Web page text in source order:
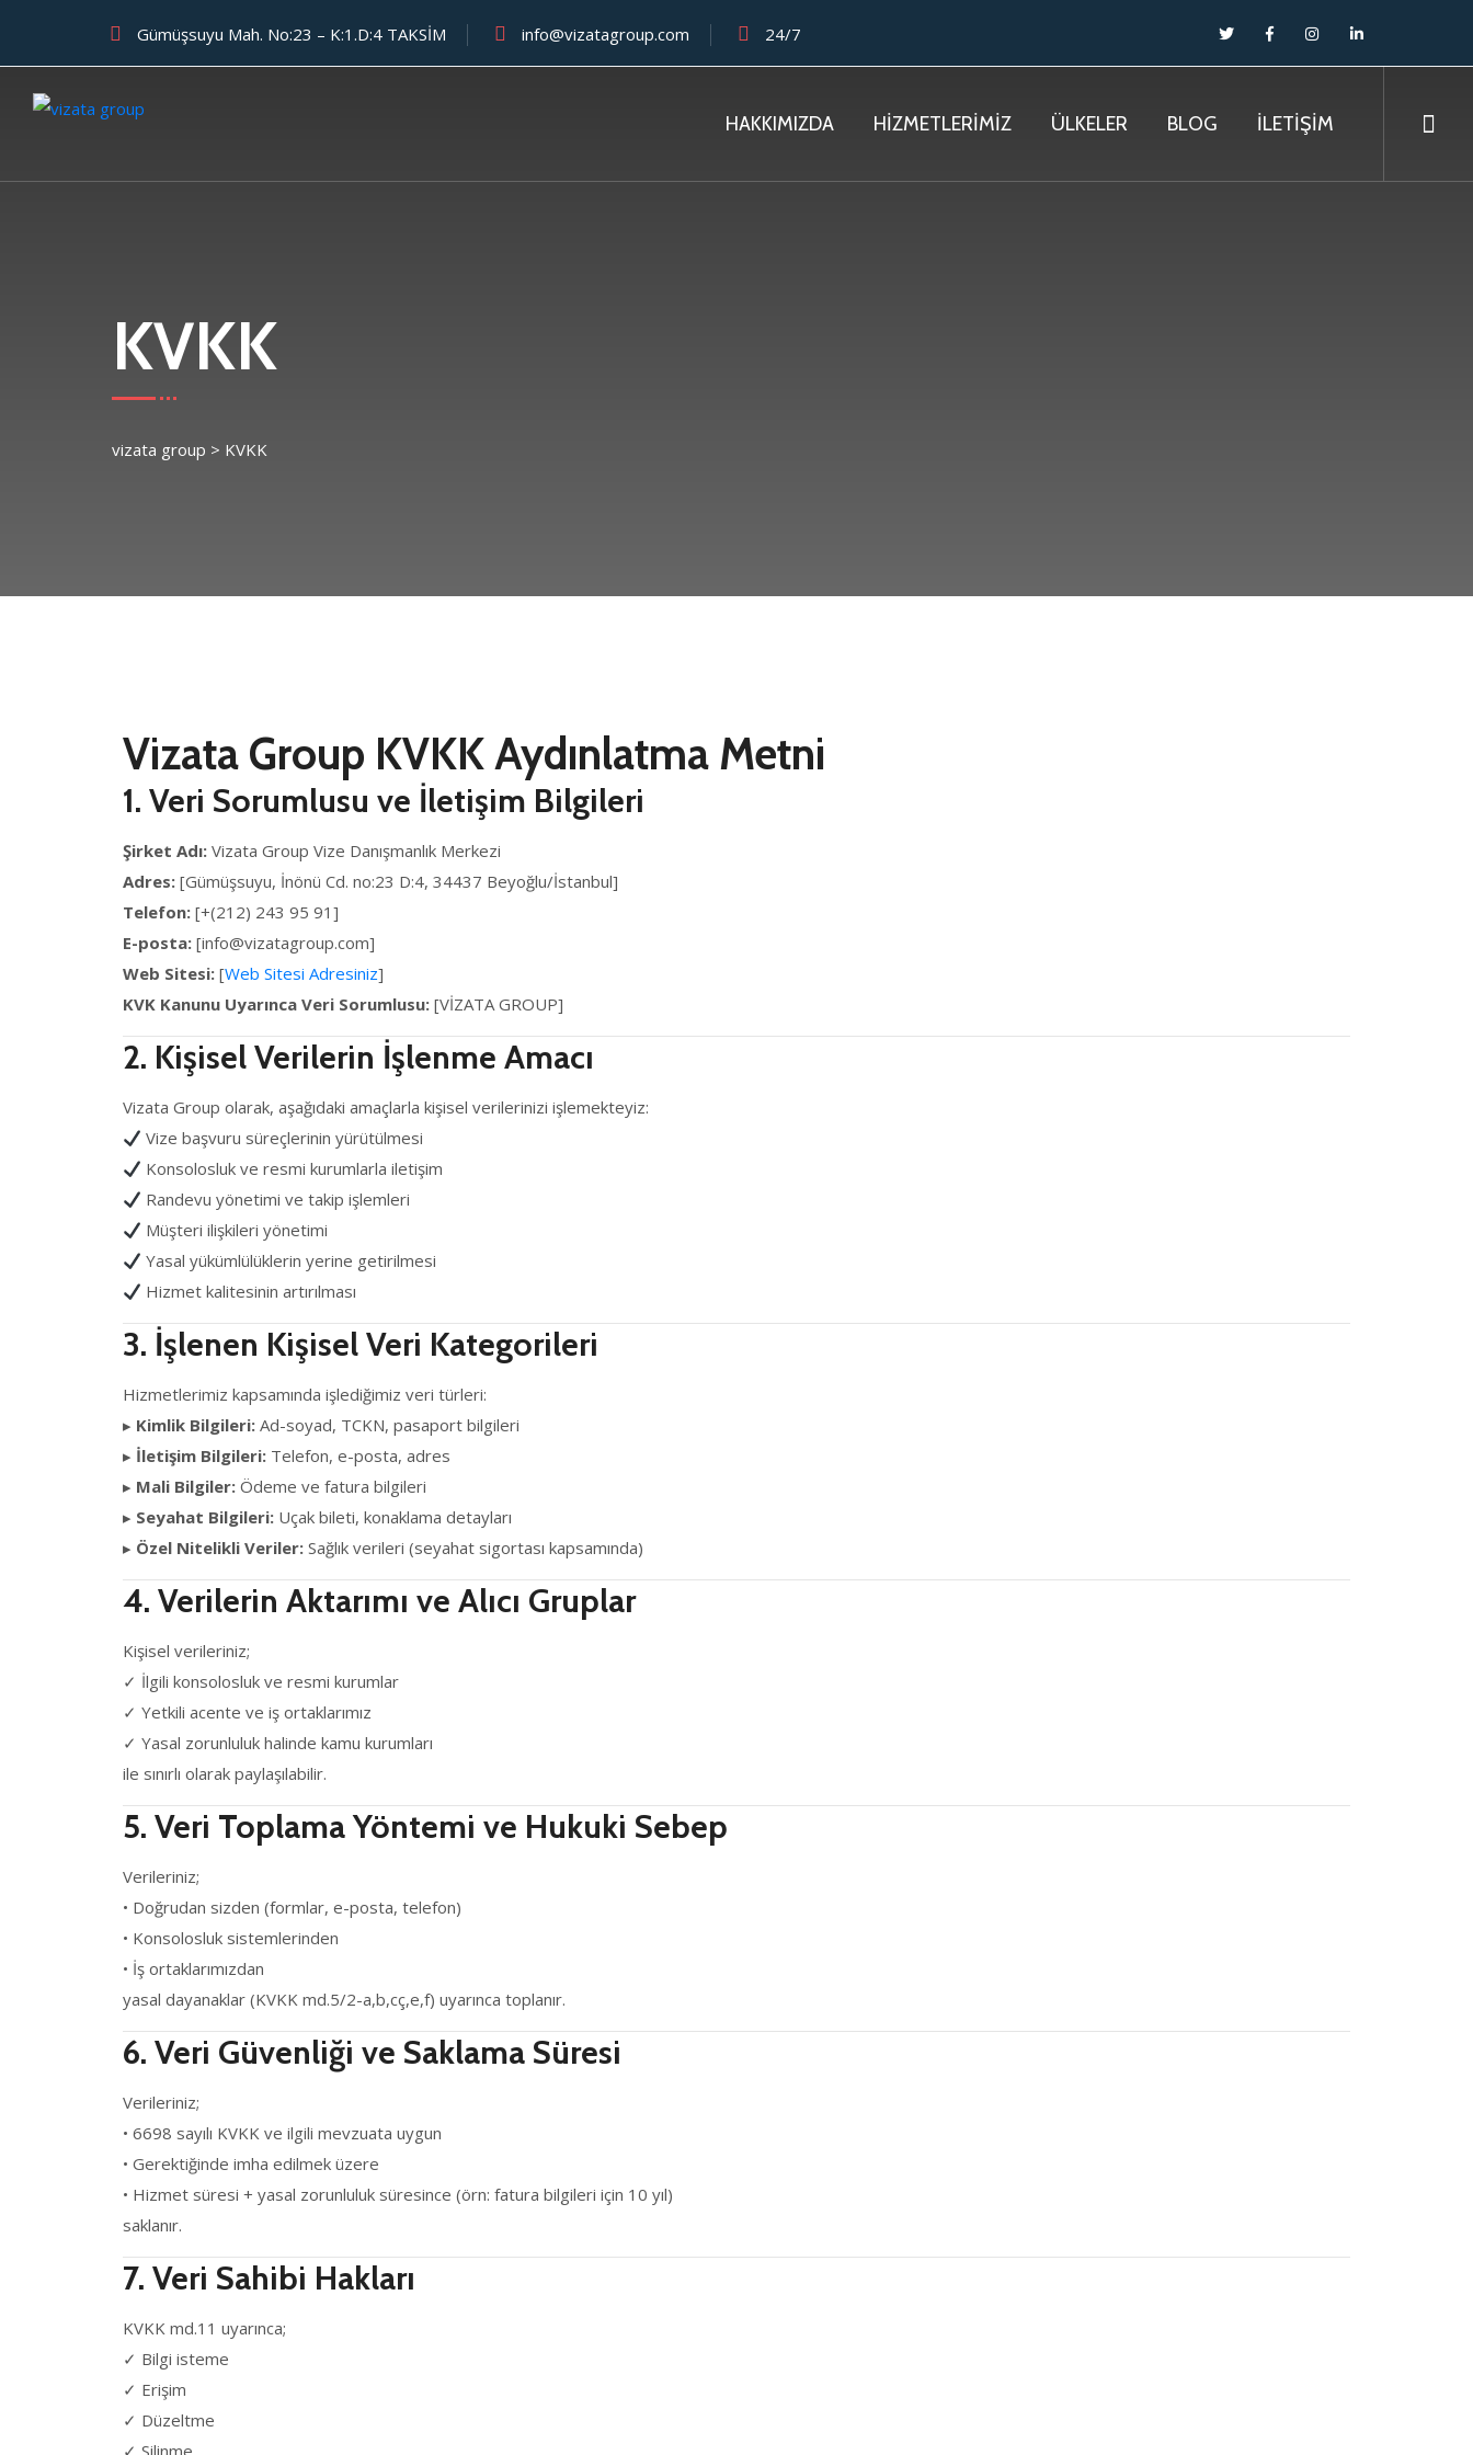
Gümüşsuyu Mah. No:23 – K:1.D:4 TAKSİM info@vizatagroup.com 24/7
HAKKIMIZDA HİZMETLERİMİZ ÜLKELER BLOG İLETİŞİM
KVKK
vizata group > KVKK
Vizata Group KVKK Aydınlatma Metni
1. Veri Sorumlusu ve İletişim Bilgileri
Şirket Adı: Vizata Group Vize Danışmanlık Merkezi
Adres: [Gümüşsuyu, İnönü Cd. no:23 D:4, 34437 Beyoğlu/İstanbul]
Telefon: [+(212) 243 95 91]
E-posta: [info@vizatagroup.com]
Web Sitesi: [Web Sitesi Adresiniz]
KVK Kanunu Uyarınca Veri Sorumlusu: [VİZATA GROUP]
2. Kişisel Verilerin İşlenme Amacı
Vizata Group olarak, aşağıdaki amaçlarla kişisel verilerinizi işlemekteyiz:
Vize başvuru süreçlerinin yürütülmesi
Konsolosluk ve resmi kurumlarla iletişim
Randevu yönetimi ve takip işlemleri
Müşteri ilişkileri yönetimi
Yasal yükümlülüklerin yerine getirilmesi
Hizmet kalitesinin artırılması
3. İşlenen Kişisel Veri Kategorileri
Hizmetlerimiz kapsamında işlediğimiz veri türleri:
▸ Kimlik Bilgileri: Ad-soyad, TCKN, pasaport bilgileri
▸ İletişim Bilgileri: Telefon, e-posta, adres
▸ Mali Bilgiler: Ödeme ve fatura bilgileri
▸ Seyahat Bilgileri: Uçak bileti, konaklama detayları
▸ Özel Nitelikli Veriler: Sağlık verileri (seyahat sigortası kapsamında)
4. Verilerin Aktarımı ve Alıcı Gruplar
Kişisel verileriniz;
✓ İlgili konsolosluk ve resmi kurumlar
✓ Yetkili acente ve iş ortaklarımız
✓ Yasal zorunluluk halinde kamu kurumları
ile sınırlı olarak paylaşılabilir.
5. Veri Toplama Yöntemi ve Hukuki Sebep
Verileriniz;
• Doğrudan sizden (formlar, e-posta, telefon)
• Konsolosluk sistemlerinden
• İş ortaklarımızdan
yasal dayanaklar (KVKK md.5/2-a,b,cç,e,f) uyarınca toplanır.
6. Veri Güvenliği ve Saklama Süresi
Verileriniz;
• 6698 sayılı KVKK ve ilgili mevzuata uygun
• Gerektiğinde imha edilmek üzere
• Hizmet süresi + yasal zorunluluk süresince (örn: fatura bilgileri için 10 yıl)
saklanır.
7. Veri Sahibi Hakları
KVKK md.11 uyarınca;
✓ Bilgi isteme
✓ Erişim
✓ Düzeltme
✓ Silinme